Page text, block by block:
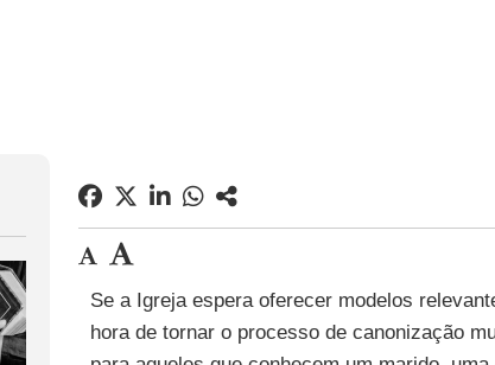
Se a Igreja espera oferecer modelos
hora de tornar o processo de canonização